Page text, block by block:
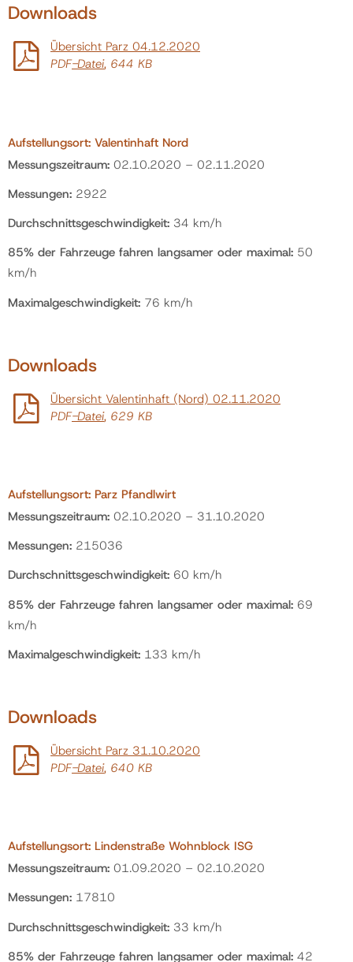
Downloads
Übersicht Parz 04.12.2020
PDF-Datei, 644 KB
Aufstellungsort: Valentinhaft Nord
Messungszeitraum: 02.10.2020 – 02.11.2020
Messungen: 2922
Durchschnittsgeschwindigkeit: 34 km/h
85% der Fahrzeuge fahren langsamer oder maximal: 50
km/h
Maximalgeschwindigkeit: 76 km/h
Downloads
Übersicht Valentinhaft (Nord) 02.11.2020
PDF-Datei, 629 KB
Aufstellungsort: Parz Pfandlwirt
Messungszeitraum: 02.10.2020 – 31.10.2020
Messungen: 215036
Durchschnittsgeschwindigkeit: 60 km/h
85% der Fahrzeuge fahren langsamer oder maximal: 69
km/h
Maximalgeschwindigkeit: 133 km/h
Downloads
Übersicht Parz 31.10.2020
PDF-Datei, 640 KB
Aufstellungsort: Lindenstraße Wohnblock ISG
Messungszeitraum: 01.09.2020 – 02.10.2020
Messungen: 17810
Durchschnittsgeschwindigkeit: 33 km/h
85% der Fahrzeuge fahren langsamer oder maximal: 42